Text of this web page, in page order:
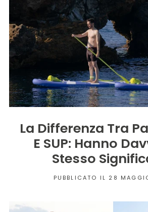
La Differenza Tra
E SUP: Hanno
Stesso
PUBBLICATO IL 28